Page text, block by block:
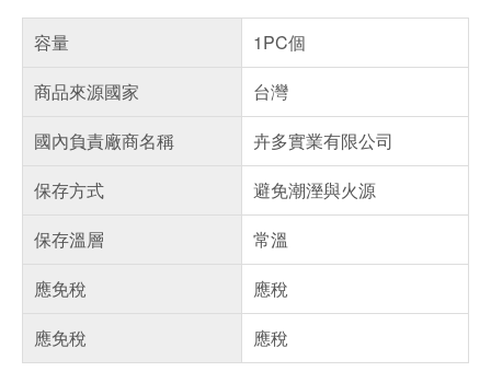
容量
1PC個
商品來源國家
台灣
國內負責廠商名稱
卉多實業有限公司
保存方式
避免潮溼與火源
保存溫層
常溫
應免稅
應稅
應免稅
應稅